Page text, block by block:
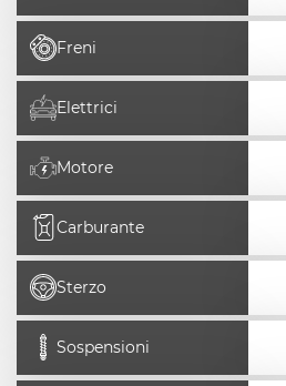
Freni
Elettrici
Motore
Carburante
Sterzo
Sospensioni